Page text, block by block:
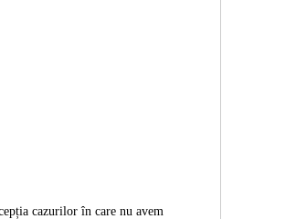
cazurilor în care nu avem